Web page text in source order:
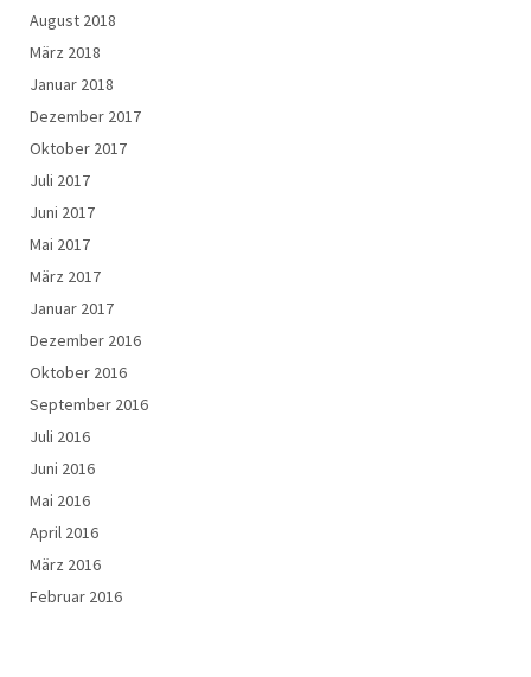
August 2018
März 2018
Januar 2018
Dezember 2017
Oktober 2017
Juli 2017
Juni 2017
Mai 2017
März 2017
Januar 2017
Dezember 2016
Oktober 2016
September 2016
Juli 2016
Juni 2016
Mai 2016
April 2016
März 2016
Februar 2016